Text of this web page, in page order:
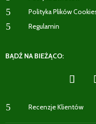
5 Polityka Plików
5 Regulamin
BĄDŹ NA BIEŻĄCO:
5 Recenzje Klientów